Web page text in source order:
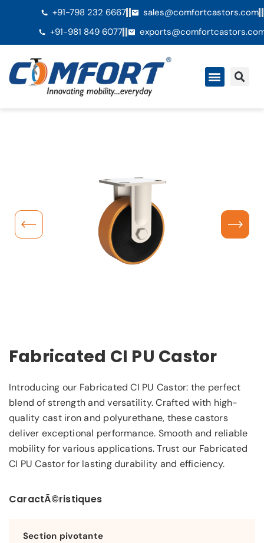
+91-798 232 6667
sales@comfortcastors.com
+91-981 849 6077
Fabricated CI PU Castor
Introducing our Fabricated CI PU Castor: the perfect
blend of strength and versatility. Crafted with high-
quality cast iron and polyurethane, these castors
deliver exceptional performance. Smooth and reliable
mobility for various applications. Trust our Fabricated
CI PU Castor for lasting durability and efficiency.
CaractÃ©ristiques
Section pivotante